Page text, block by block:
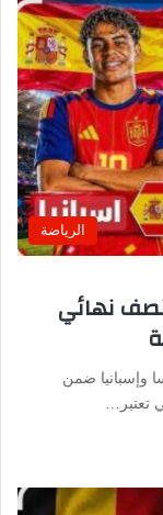
الرياضة
نهائي
وإسبانيا ضمن